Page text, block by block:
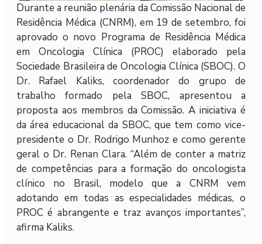
Durante a reunião plenária da Comissão Nacional de
Residência Médica (CNRM), em 19 de setembro, foi
aprovado o novo Programa de Residência Médica
em Oncologia Clínica (PROC) elaborado pela
Sociedade Brasileira de Oncologia Clínica (SBOC). O
Dr. Rafael Kaliks, coordenador do grupo de
trabalho formado pela SBOC, apresentou a
proposta aos membros da Comissão. A iniciativa é
da área educacional da SBOC, que tem como vice-
presidente o Dr. Rodrigo Munhoz e como gerente
geral o Dr. Renan Clara. “Além de conter a matriz
de competências para a formação do oncologista
clínico no Brasil, modelo que a CNRM vem
adotando em todas as especialidades médicas, o
PROC é abrangente e traz avanços importantes”,
afirma Kaliks.